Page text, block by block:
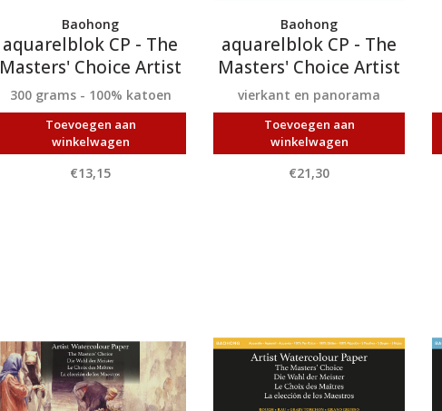
Baohong
aquarelblok CP - The
Masters' Choice Artist
300 grams - 100% katoen
Toevoegen aan
winkelwagen
€13,15
Baohong
aquarelblok CP - The
Masters' Choice Artist
vierkant en panorama
Toevoegen aan
winkelwagen
€21,30